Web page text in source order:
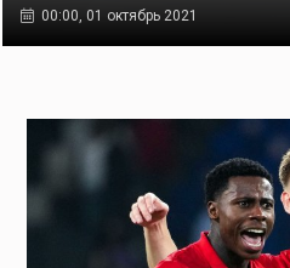
00:00, 01 октябрь 2021